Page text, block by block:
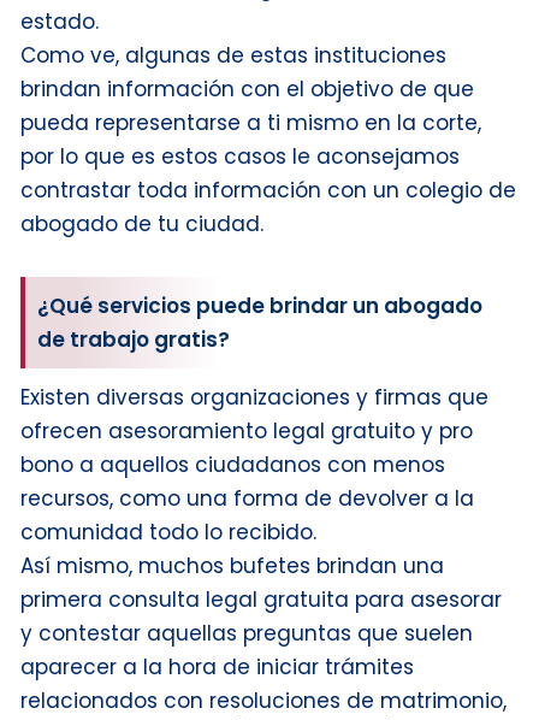
estado.
Como ve, algunas de estas instituciones
brindan información con el objetivo de que
pueda representarse a ti mismo en la corte,
por lo que es estos casos le aconsejamos
contrastar toda información con un colegio de
abogado de tu ciudad.
¿Qué servicios puede brindar un abogado
de trabajo gratis?
Existen diversas organizaciones y firmas que
ofrecen asesoramiento legal gratuito y pro
bono a aquellos ciudadanos con menos
recursos, como una forma de devolver a la
comunidad todo lo recibido.
Así mismo, muchos bufetes brindan una
primera consulta legal gratuita para asesorar
y contestar aquellas preguntas que suelen
aparecer a la hora de iniciar trámites
relacionados con resoluciones de matrimonio,